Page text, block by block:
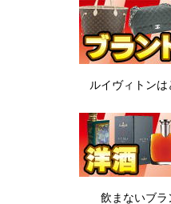
ルイヴィトンは
飲まないブラ